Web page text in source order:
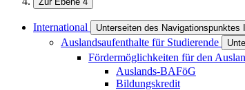
International Unterseiten des Navigationspunktes
Auslandsaufenthalte für Studierende
Fördermöglichkeiten für den
Auslands-BAFöG
Bildungskredit